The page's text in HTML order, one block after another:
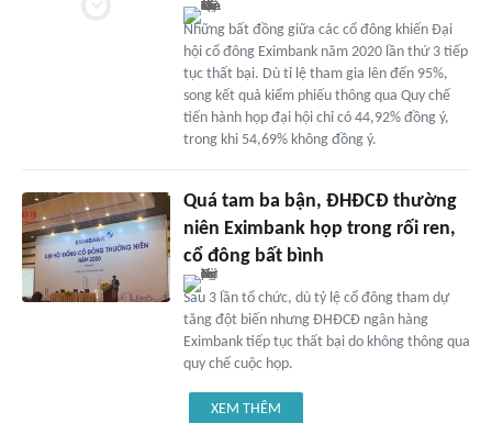
Những bất đồng giữa các cổ đông khiến Đại
hội cổ đông Eximbank năm 2020 lần thứ 3 tiếp
tục thất bại. Dù tỉ lệ tham gia lên đến 95%,
song kết quả kiểm phiếu thông qua Quy chế
tiến hành họp đại hội chỉ có 44,92% đồng ý,
trong khi 54,69% không đồng ý.
Quá tam ba bận, ĐHĐCĐ thường
niên Eximbank họp trong rối ren,
cổ đông bất bình
Sau 3 lần tổ chức, dù tỷ lệ cổ đông tham dự
tăng đột biến nhưng ĐHĐCĐ ngân hàng
Eximbank tiếp tục thất bại do không thông qua
quy chế cuộc họp.
XEM THÊM